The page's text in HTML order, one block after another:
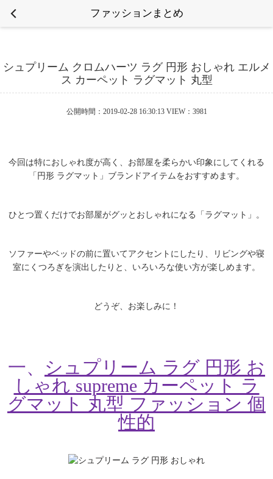
ファッションまとめ
シュプリーム クロムハーツ ラグ 円形 おしゃれ エルメ
ス カーペット ラグマット 丸型
公開時間：2019-02-28 16:30:13 VIEW：3981
今回は特におしゃれ度が高く、お部屋を柔らかい印象にしてくれる
「円形 ラグマット」ブランドアイテムをおすすめます。
ひとつ置くだけでお部屋がグッとおしゃれになる「ラグマット」。
ソファーやベッドの前に置いてアクセントにしたり、リビングや寝
室にくつろぎを演出したりと、いろいろな使い方が楽しめます。
どうぞ、お楽しみに！
一、 シュプリーム ラグ 円形 お
しゃれ supreme カーペット ラ
グマット 丸型 ファッション 個
性的